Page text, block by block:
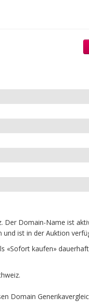
Der Domain-Name ist
ist in der Auktion
«Sofort kaufen» dauerhaft
Domain